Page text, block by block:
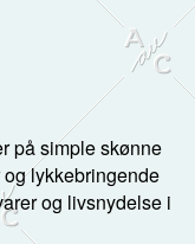
på simple skønne
lykkebringende
og livsnydelse i